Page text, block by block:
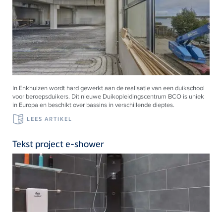
In Enkhuizen wordt hard gewerkt aan de realisatie van een duikschool
voor beroepsduikers. Dit nieuwe Duikopleidingscentrum BCO is uniek
in Europa en beschikt over bassins in verschillende dieptes.
LEES ARTIKEL
Tekst project e-shower